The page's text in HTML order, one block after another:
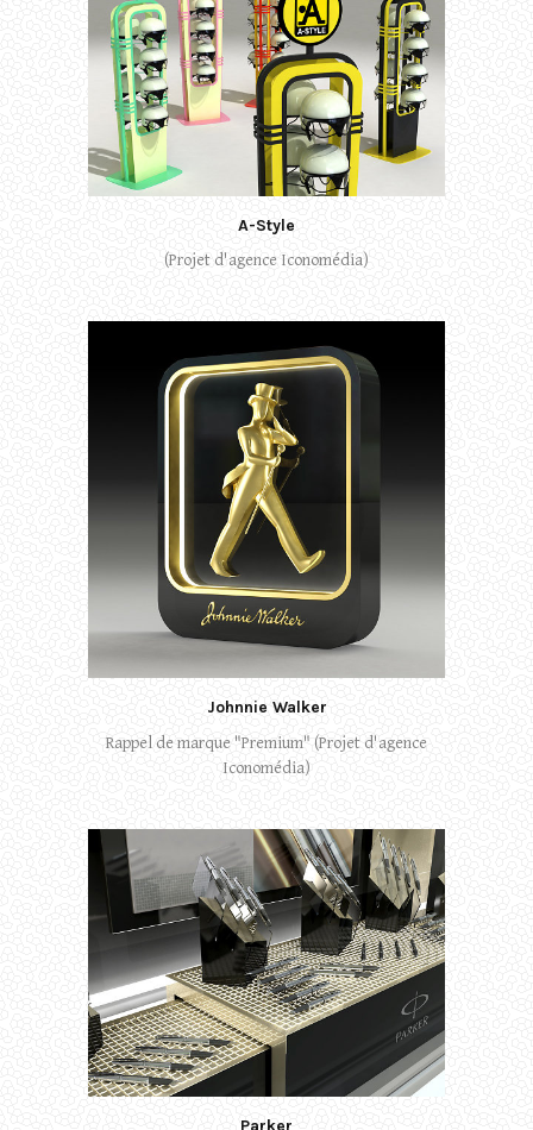
A-Style
(Projet d'agence Iconomédia)
Johnnie Walker
Rappel de marque "Premium" (Projet d'agence
Iconomédia)